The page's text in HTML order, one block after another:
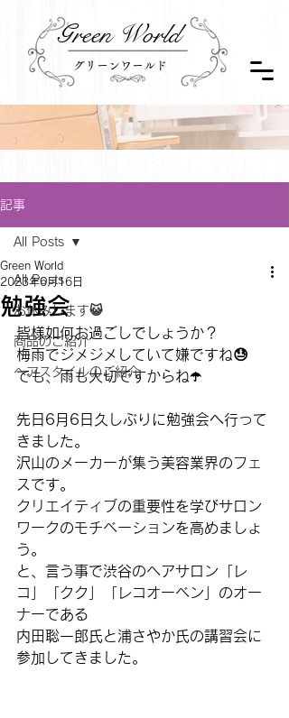
Green World
グリーンワールド
記事
All Posts
お休みします😺
商品のご紹介
ヘアスタイルのご紹介
All Posts
勉強会
Green World
2023年6月16日
皆様如何お過ごしでしょうか？
梅雨でジメジメしていて嫌ですね😓
でも、雨も大切ですからね☂️
先日6月6日久しぶりに勉強会へ行って
きました。
沢山のメーカーが集う美容業界のフェ
スです。
クリエイティブの重要性を学びサロン
ワークのモチベーションを高めましょ
う。
と、言う事で渋谷のヘアサロン「レ
コ」「クク」「レコオーベン」のオー
ナーである
内田聡一郎氏と浦さやか氏の講習会に
参加してきました。